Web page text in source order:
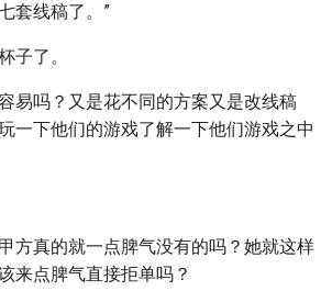
套线稿了。”
子了。
易吗？又是花不同的方案又是改线稿
一下他们的游戏了解一下他们游戏之中
方真的就一点脾气没有的吗？她就这样
来点脾气直接拒单吗？